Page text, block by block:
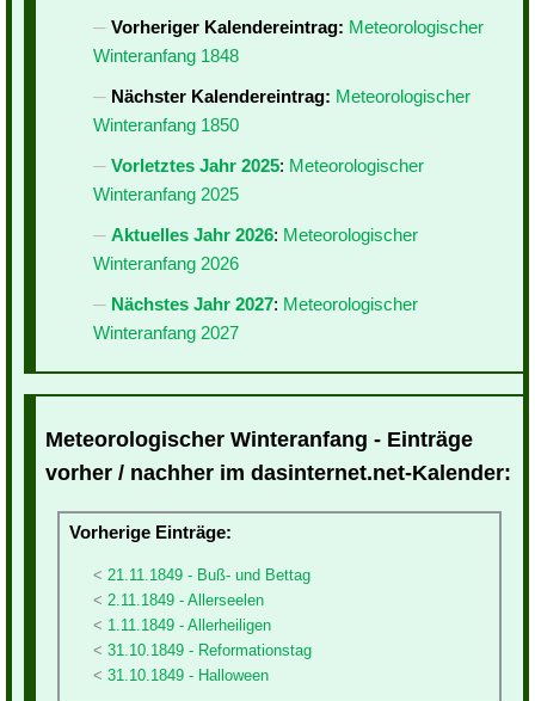
Vorheriger Kalendereintrag: Meteorologischer
Winteranfang 1848
Nächster Kalendereintrag: Meteorologischer
Winteranfang 1850
Vorletztes Jahr 2025: Meteorologischer
Winteranfang 2025
Aktuelles Jahr 2026: Meteorologischer
Winteranfang 2026
Nächstes Jahr 2027: Meteorologischer
Winteranfang 2027
Meteorologischer Winteranfang - Einträge
vorher / nachher im dasinternet.net-Kalender:
Vorherige Einträge:
21.11.1849 - Buß- und Bettag
2.11.1849 - Allerseelen
1.11.1849 - Allerheiligen
31.10.1849 - Reformationstag
31.10.1849 - Halloween